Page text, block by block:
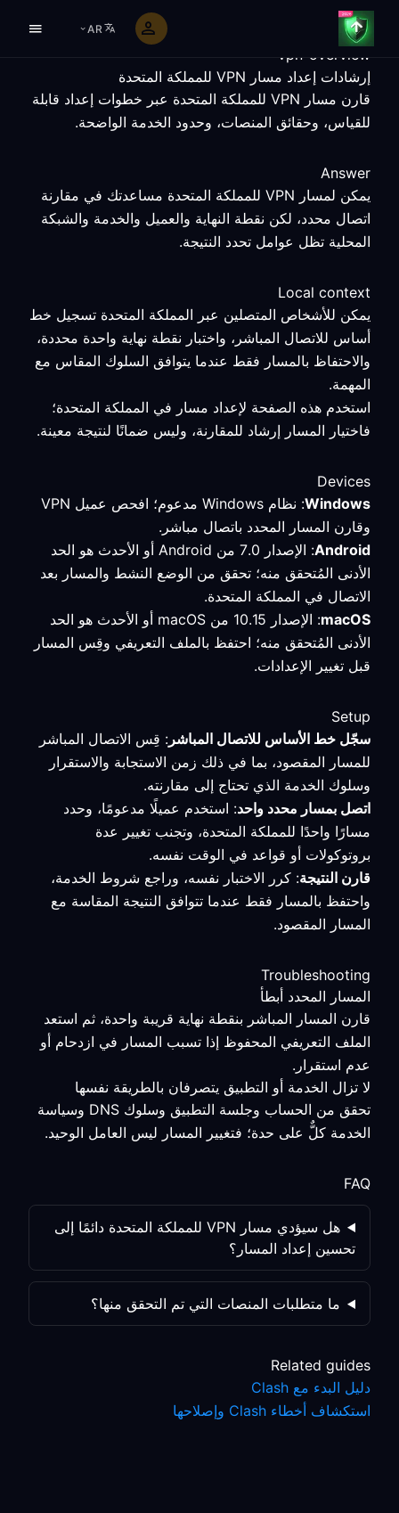
AR
vpn-overview
إرشادات إعداد مسار VPN للمملكة المتحدة
قارن مسار VPN للمملكة المتحدة عبر خطوات إعداد قابلة
للقياس، وحقائق المنصات، وحدود الخدمة الواضحة.
Answer
يمكن لمسار VPN للمملكة المتحدة مساعدتك في مقارنة
اتصال محدد، لكن نقطة النهاية والعميل والخدمة والشبكة
المحلية تظل عوامل تحدد النتيجة.
Local context
يمكن للأشخاص المتصلين عبر المملكة المتحدة تسجيل خط
أساس للاتصال المباشر، واختبار نقطة نهاية واحدة محددة،
والاحتفاظ بالمسار فقط عندما يتوافق السلوك المقاس مع
المهمة.
استخدم هذه الصفحة لإعداد مسار في المملكة المتحدة؛
فاختيار المسار إرشاد للمقارنة، وليس ضمانًا لنتيجة معينة.
Devices
Windows
: نظام Windows مدعوم؛ افحص عميل VPN
وقارن المسار المحدد باتصال مباشر.
Android
: الإصدار 7.0 من Android أو الأحدث هو الحد
الأدنى المُتحقق منه؛ تحقق من الوضع النشط والمسار بعد
الاتصال في المملكة المتحدة.
macOS
: الإصدار 10.15 من macOS أو الأحدث هو الحد
الأدنى المُتحقق منه؛ احتفظ بالملف التعريفي وقِس المسار
قبل تغيير الإعدادات.
Setup
سجّل خط الأساس للاتصال المباشر : قِس الاتصال المباشر
للمسار المقصود، بما في ذلك زمن الاستجابة والاستقرار
وسلوك الخدمة الذي تحتاج إلى مقارنته.
اتصل بمسار محدد واحد: استخدم عميلًا مدعومًا، وحدد
مسارًا واحدًا للمملكة المتحدة، وتجنب تغيير عدة
بروتوكولات أو قواعد في الوقت نفسه.
قارن النتيجة: كرر الاختبار نفسه، وراجع شروط الخدمة،
واحتفظ بالمسار فقط عندما تتوافق النتيجة المقاسة مع
المسار المقصود.
Troubleshooting
المسار المحدد أبطأ
قارن المسار المباشر بنقطة نهاية قريبة واحدة، ثم استعد
الملف التعريفي المحفوظ إذا تسبب المسار في ازدحام أو
عدم استقرار.
لا تزال الخدمة أو التطبيق يتصرفان بالطريقة نفسها
تحقق من الحساب وجلسة التطبيق وسلوك DNS وسياسة
الخدمة كلٌّ على حدة؛ فتغيير المسار ليس العامل الوحيد.
FAQ
هل سيؤدي مسار VPN للمملكة المتحدة دائمًا إلى
تحسين إعداد المسار؟
ما متطلبات المنصات التي تم التحقق منها؟
Related guides
دليل البدء مع Clash
استكشاف أخطاء Clash وإصلاحها